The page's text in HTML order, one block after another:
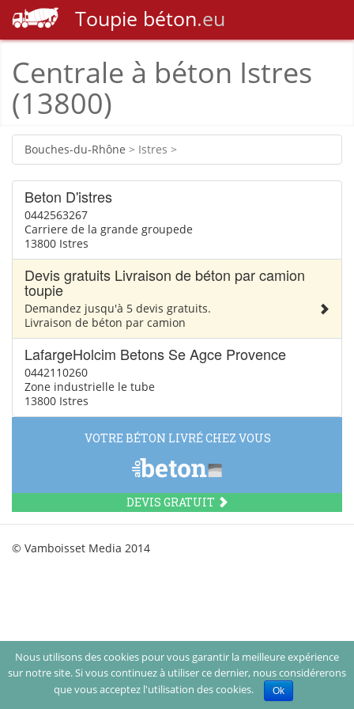
Toupie béton.eu
Centrale à béton Istres
(13800)
Bouches-du-Rhône > Istres >
Beton D'istres
0442563267
Carriere de la grande groupede
13800 Istres
Devis gratuits Livraison de béton par camion
toupie
Demandez jusqu'à 5 devis gratuits.
Livraison de béton par camion
LafargeHolcim Betons Se Agce Provence
0442110260
Zone industrielle le tube
13800 Istres
VOTRE BÉTON LIVRÉ CHEZ VOUS
DEVIS GRATUIT
Nous utilisons des cookies pour vous garantir la meilleure expérience
sur notre site. Si vous continuez à utiliser ce dernier, nous considérerons
que vous acceptez l'utilisation des cookies.
Ok
© Vamboisset Media 2014